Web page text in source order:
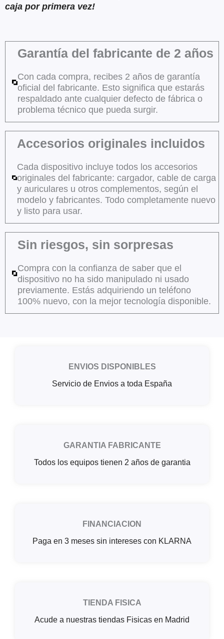
caja por primera vez!
Garantía del fabricante de 2 años
Con cada compra, recibes 2 años de garantía
oficial del fabricante. Esto significa que estarás
respaldado ante cualquier defecto de fábrica o
problema técnico que pueda surgir.
Accesorios originales incluidos
Cada dispositivo incluye todos los accesorios
originales del fabricante: cargador, cable de carga
y auriculares u otros complementos, según el
modelo y fabricantes. Todo completamente nuevo
y listo para usar.
Sin riesgos, sin sorpresas
Compra con la confianza de saber que el
dispositivo no ha sido manipulado ni usado
previamente. Estás adquiriendo un teléfono
100% nuevo, con la mejor tecnología disponible.
ENVIOS DISPONIBLES
Servicio de Envios a toda España
GARANTIA FABRICANTE
Todos los equipos tienen 2 años de garantia
FINANCIACION
Paga en 3 meses sin intereses con KLARNA
TIENDA FISICA
Acude a nuestras tiendas Fisicas en Madrid